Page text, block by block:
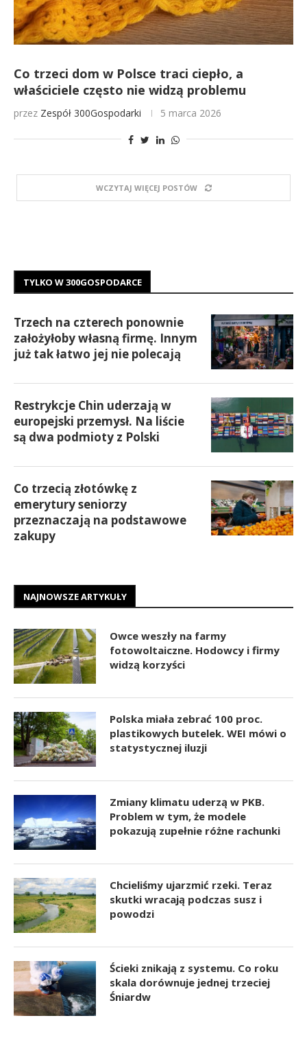
Co trzeci dom w Polsce traci ciepło, a
właściciele często nie widzą problemu
przez Zespół 300Gospodarki 5 marca 2026
WCZYTAJ WIĘCEJ POSTÓW
TYLKO W 300GOSPODARCE
Trzech na czterech ponownie
założyłoby własną firmę. Innym
już tak łatwo jej nie polecają
Restrykcje Chin uderzają w
europejski przemysł. Na liście
są dwa podmioty z Polski
Co trzecią złotówkę z
emerytury seniorzy
przeznaczają na podstawowe
zakupy
NAJNOWSZE ARTYKUŁY
Owce weszły na farmy
fotowoltaiczne. Hodowcy i firmy
widzą korzyści
Polska miała zebrać 100 proc.
plastikowych butelek. WEI mówi o
statystycznej iluzji
Zmiany klimatu uderzą w PKB.
Problem w tym, że modele
pokazują zupełnie różne rachunki
Chcieliśmy ujarzmić rzeki. Teraz
skutki wracają podczas susz i
powodzi
Ścieki znikają z systemu. Co roku
skala dorównuje jednej trzeciej
Śniardw